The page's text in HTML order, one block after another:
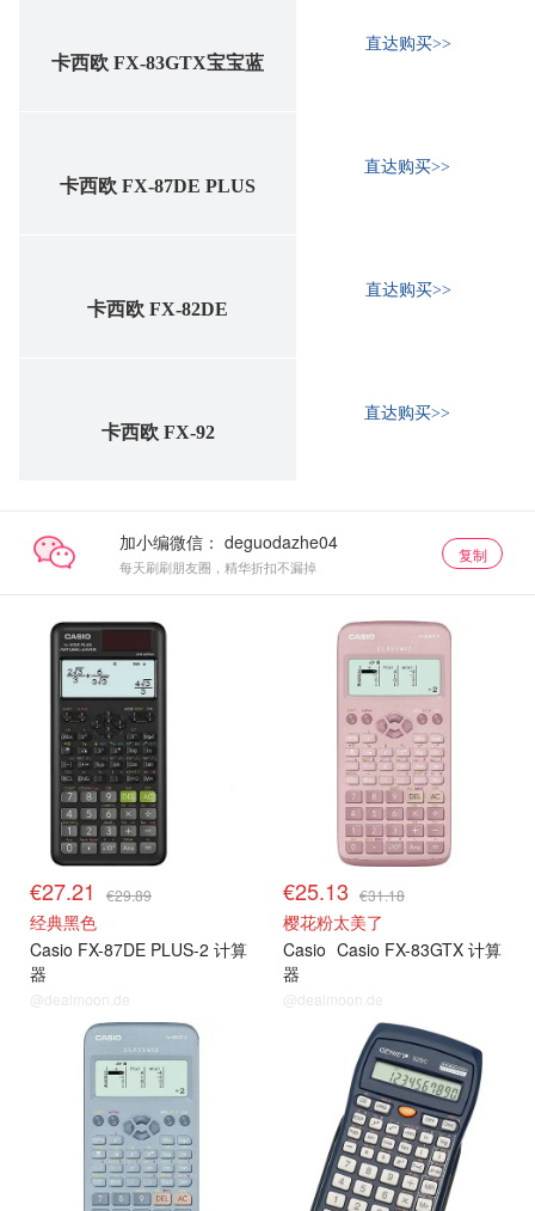
卡西欧 FX-83GTX宝宝蓝
直达购买>>
卡西欧 FX-87DE PLUS
直达购买>>
卡西欧 FX-82DE
直达购买>>
卡西欧 FX-92
直达购买>>
加小编微信：
每天刷刷朋友圈，精华折扣不漏掉
复制
€27.21 €29.89
经典黑色
Casio FX-87DE PLUS-2 计算
器
@dealmoon.de
€25.13 €31.18
樱花粉太美了
Casio Casio FX-83GTX 计算
器
@dealmoon.de